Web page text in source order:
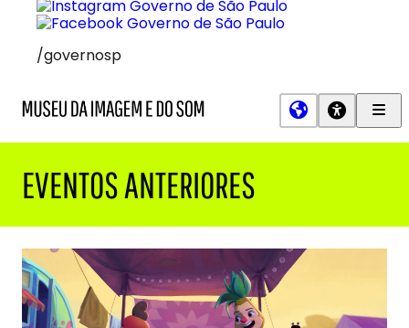
/governosp
da
e
do
EVENTOS ANTERIORES